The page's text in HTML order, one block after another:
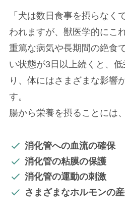
「犬は数日食事を摂らなく
われますが、獣医学的にこ
重篤な病気や長期間の絶食
い状態が3日以上続くと、
り、体にはさまざまな影響
す。
腸から栄養を摂ることには、
消化管への血流の確保
消化管の粘膜の保護
消化管の運動の刺激
さまざまなホルモンの